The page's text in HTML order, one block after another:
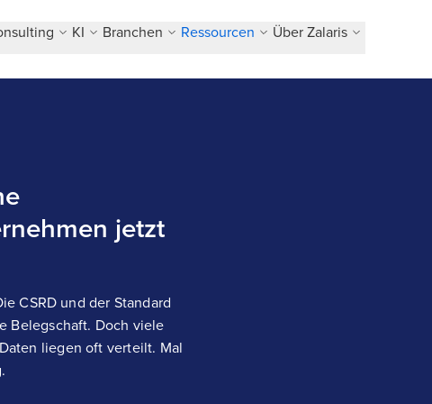
KI Branchen Ressourcen Über Zalaris
jetzt
CSRD und der Standard
Belegschaft. Doch viele
liegen oft verteilt. Mal